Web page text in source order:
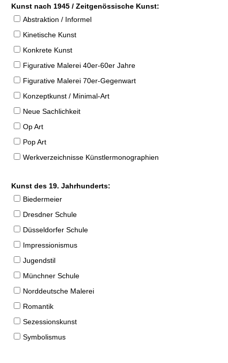
Kunst nach 1945 / Zeitgenössische Kunst:
Abstraktion / Informel
Kinetische Kunst
Konkrete Kunst
Figurative Malerei 40er-60er Jahre
Figurative Malerei 70er-Gegenwart
Konzeptkunst / Minimal-Art
Neue Sachlichkeit
Op Art
Pop Art
Werkverzeichnisse Künstlermonographien
Kunst des 19. Jahrhunderts:
Biedermeier
Dresdner Schule
Düsseldorfer Schule
Impressionismus
Jugendstil
Münchner Schule
Norddeutsche Malerei
Romantik
Sezessionskunst
Symbolismus